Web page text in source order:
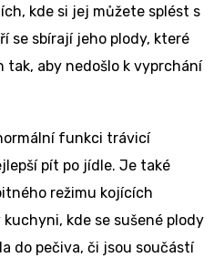
kde si jej můžete splést s
se sbírají jeho plody, které
tak, aby nedošlo k vyprchání
funkci trávicí
pít po jídle. Je také
režimu kojících
kde se sušené plody
do pečiva, či jsou součástí